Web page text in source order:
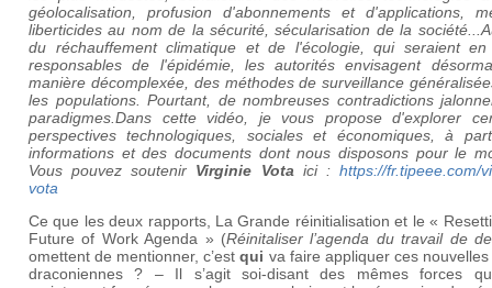
géolocalisation, profusion d'abonnements et d'applications,
liberticides au nom de la sécurité, sécularisation de la
du réchauffement climatique et de l'écologie, qui seraient en
responsables de l'épidémie, les autorités envisagent
manière décomplexée, des méthodes de surveillance
les populations. Pourtant, de nombreuses contradictions
paradigmes.Dans cette vidéo, je vous propose d'explorer
perspectives technologiques, sociales et économiques, à
informations et des documents dont nous disposons pour le
Vous pouvez soutenir Virginie Votaici :https://fr.tipeee.com/
vota
Ce que les deux rapports, La Grande réinitialisation et le «
Future of Work Agenda » (Réinitaliser l’agenda du travail de
omettent de mentionner, c’estqui va faire appliquer ces
draconiennes ? – Il s’agit soi-disant des mêmes forces